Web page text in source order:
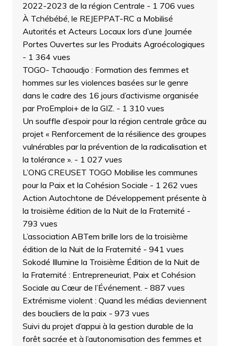
2022-2023 de la région Centrale - 1 706 vues
À Tchébébé, le REJEPPAT-RC a Mobilisé
Autorités et Acteurs Locaux lors d’une Journée
Portes Ouvertes sur les Produits Agroécologiques
- 1 364 vues
TOGO- Tchaoudjo : Formation des femmes et
hommes sur les violences basées sur le genre
dans le cadre des 16 jours d’activisme organisée
par ProEmploi+ de la GIZ. - 1 310 vues
Un souffle d’espoir pour la région centrale grâce au
projet « Renforcement de la résilience des groupes
vulnérables par la prévention de la radicalisation et
la tolérance ». - 1 027 vues
L’ONG CREUSET TOGO Mobilise les communes
pour la Paix et la Cohésion Sociale - 1 262 vues
Action Autochtone de Développement présente à
la troisième édition de la Nuit de la Fraternité -
793 vues
L’association ABTem brille lors de la troisième
édition de la Nuit de la Fraternité - 941 vues
Sokodé Illumine la Troisième Édition de la Nuit de
la Fraternité : Entrepreneuriat, Paix et Cohésion
Sociale au Cœur de l’Événement. - 887 vues
Extrémisme violent : Quand les médias deviennent
des boucliers de la paix - 973 vues
Suivi du projet d’appui à la gestion durable de la
forêt sacrée et à l’autonomisation des femmes et